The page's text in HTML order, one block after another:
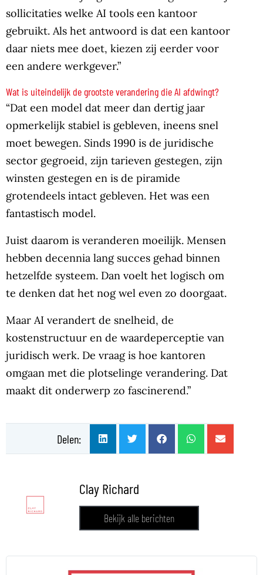
sollicitaties welke AI tools een kantoor
gebruikt. Als het antwoord is dat een kantoor
daar niets mee doet, kiezen zij eerder voor
een andere werkgever.”
Wat is uiteindelijk de grootste verandering die AI afdwingt?
“Dat een model dat meer dan dertig jaar
opmerkelijk stabiel is gebleven, ineens snel
moet bewegen. Sinds 1990 is de juridische
sector gegroeid, zijn tarieven gestegen, zijn
winsten gestegen en is de piramide
grotendeels intact gebleven. Het was een
fantastisch model.
Juist daarom is veranderen moeilijk. Mensen
hebben decennia lang succes gehad binnen
hetzelfde systeem. Dan voelt het logisch om
te denken dat het nog wel even zo doorgaat.
Maar AI verandert de snelheid, de
kostenstructuur en de waardeperceptie van
juridisch werk. De vraag is hoe kantoren
omgaan met die plotselinge verandering. Dat
maakt dit onderwerp zo fascinerend.”
Delen:
Clay Richard
Bekijk alle berichten